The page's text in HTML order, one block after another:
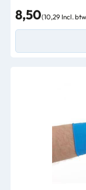
8,50(10,29 Incl.